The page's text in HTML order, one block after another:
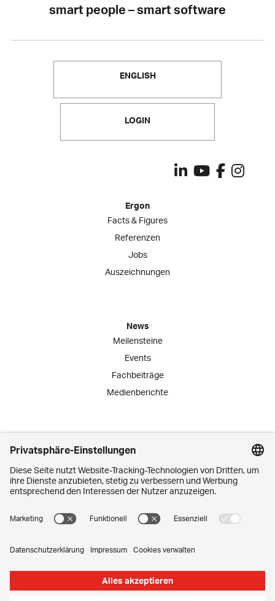
smart people – smart software
ENGLISH
LOGIN
Ergon
Facts & Figures
Referenzen
Jobs
Auszeichnungen
News
Meilensteine
Events
Fachbeiträge
Medienberichte
Engagement
Praktika
Schnuppertage
Mitarbeiter-Initiativen
Media Corner